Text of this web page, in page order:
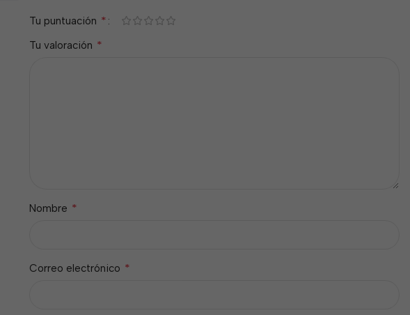
Tu puntuación *
Tu valoración *
Nombre *
Correo electrónico *